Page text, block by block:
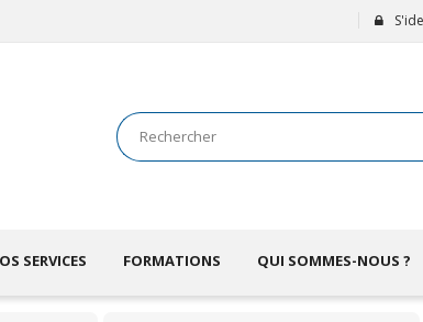
SERVICES FORMATIONS QUI SOMMES-NOUS ?